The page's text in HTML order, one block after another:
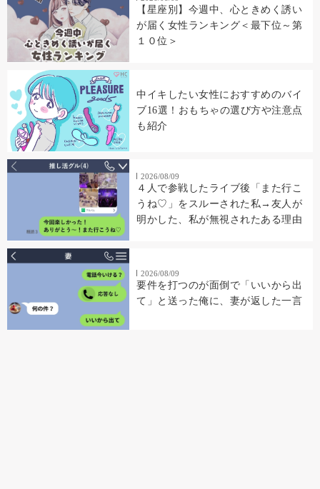
【星座別】今週中、心ときめく誘い
が届く女性ランキング＜最下位～第
１０位＞
中イキしたい女性におすすめのバイ
ブ16選！おもちゃの選び方や注意点
も紹介
2026/08/09
４人で参戦したライブ後「また行こ
うね♡」をスルーされた私→友人が
明かした、私が無視されたある理由
2026/08/09
要件を打つのが面倒で「いいから出
て」と送った俺に、妻が返した一言